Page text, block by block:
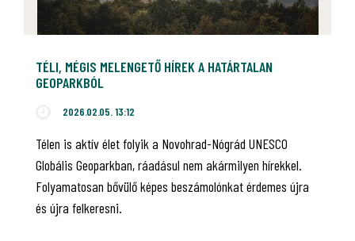
TÉLI, MÉGIS MELENGETŐ HÍREK A HATÁRTALAN
GEOPARKBÓL
2026.02.05. 13:12
Télen is aktív élet folyik a Novohrad-Nógrád UNESCO
Globális Geoparkban, ráadásul nem akármilyen hírekkel.
Folyamatosan bővülő képes beszámolónkat érdemes újra
és újra felkeresni.